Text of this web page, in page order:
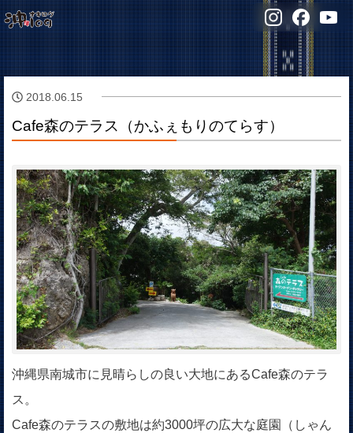
2018.06.15
Cafe森のテラス（かふぇもりのてらす）
沖縄県南城市に見晴らしの良い大地にあるCafe森のテラ
ス。
Cafe森のテラスの敷地は約3000坪の広大な庭園（しゃん